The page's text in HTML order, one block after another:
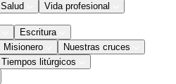
Salud Vida profesional
Escritura
Misionero
Nuestras cruces
Tiempos litúrgicos